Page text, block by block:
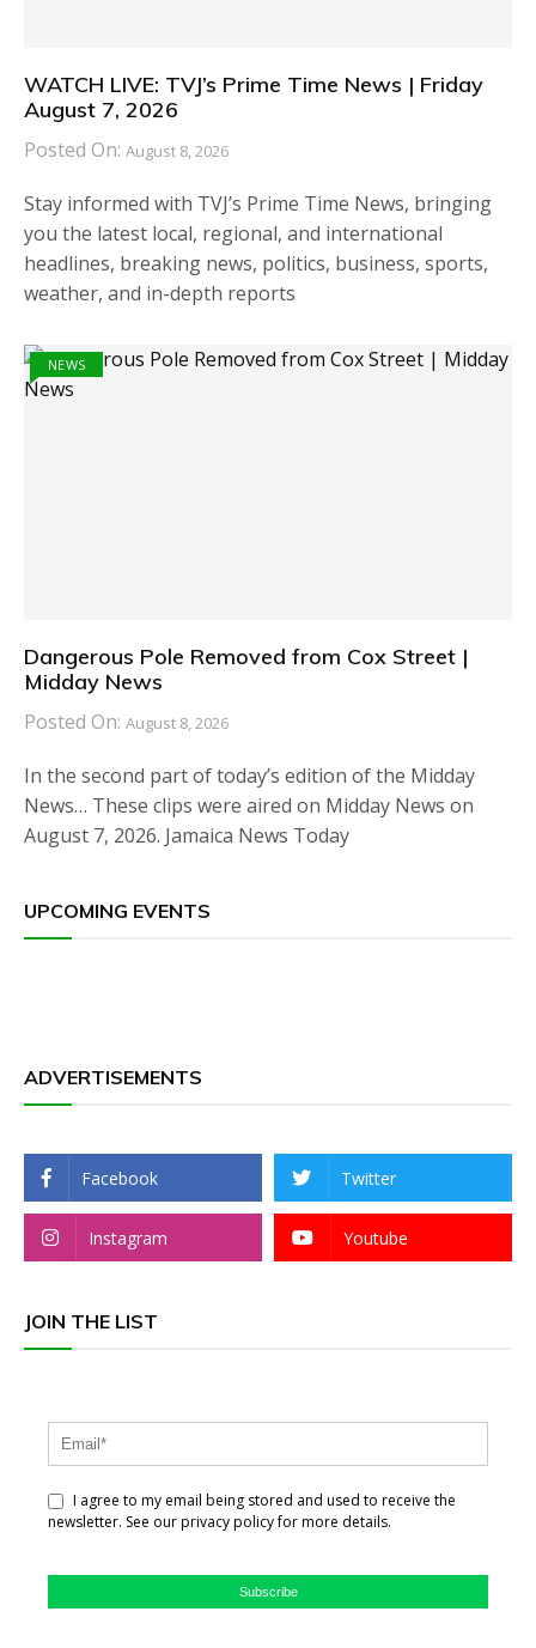
WATCH LIVE: TVJ’s Prime Time News | Friday
August 7, 2026
Posted On: August 8, 2026
Stay informed with TVJ’s Prime Time News, bringing
you the latest local, regional, and international
headlines, breaking news, politics, business, sports,
weather, and in-depth reports
NEWS
Dangerous Pole Removed from Cox Street |
Midday News
Posted On: August 8, 2026
In the second part of today’s edition of the Midday
News… These clips were aired on Midday News on
August 7, 2026. Jamaica News Today
UPCOMING EVENTS
ADVERTISEMENTS
Facebook Twitter
Instagram Youtube
JOIN THE LIST
I agree to my email being stored and used to receive the
newsletter. See our privacy policy for more details.
Subscribe